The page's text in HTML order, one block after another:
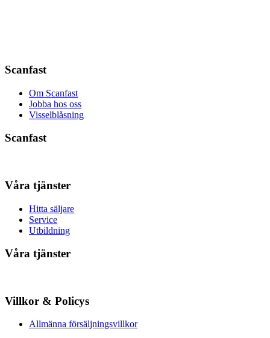
Scanfast
Om Scanfast
Jobba hos oss
Visselblåsning
Scanfast
Våra tjänster
Hitta säljare
Service
Utbildning
Våra tjänster
Villkor & Policys
Allmänna försäljningsvillkor